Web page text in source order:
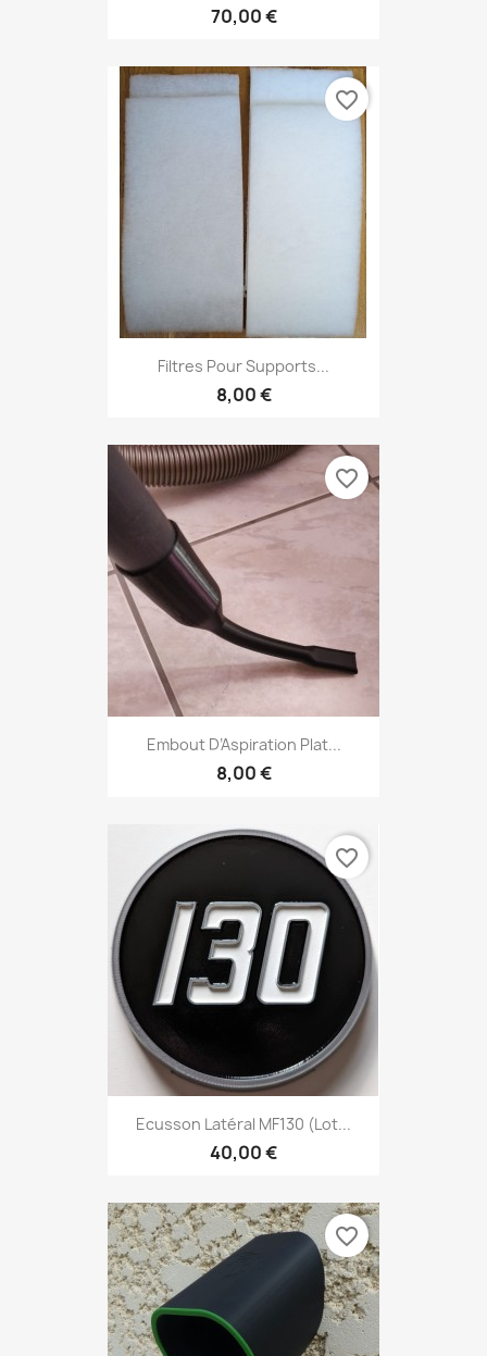
70,00 €
Filtres Pour Supports...
8,00 €
favorite_border
Embout D’Aspiration Plat...
8,00 €
favorite_border
Ecusson Latéral MF130 (lot...
40,00 €
favorite_border
favorite_border